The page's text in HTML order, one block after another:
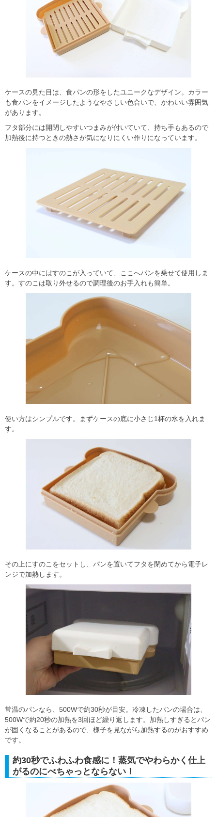
ケースの見た目は、食パンの形をしたユニークなデザイン。カラー
も食パンをイメージしたようなやさしい色合いで、かわいい雰囲気
があります。
フタ部分には開閉しやすいつまみが付いていて、持ち手もあるので
加熱後に持つときの熱さが気になりにくい作りになっています。
ケースの中にはすのこが入っていて、ここへパンを乗せて使用しま
す。すのこは取り外せるので調理後のお手入れも簡単。
使い方はシンプルです。まずケースの底に小さじ1杯の水を入れま
す。
その上にすのこをセットし、パンを置いてフタを閉めてから電子レ
ンジで加熱します。
常温のパンなら、500Wで約30秒が目安。冷凍したパンの場合は、
500Wで約20秒の加熱を3回ほど繰り返します。加熱しすぎるとパン
が固くなることがあるので、様子を見ながら加熱するのがおすすめ
です。
約30秒でふわふわ食感に！蒸気でやわらかく仕上
がるのにべちゃっとならない！